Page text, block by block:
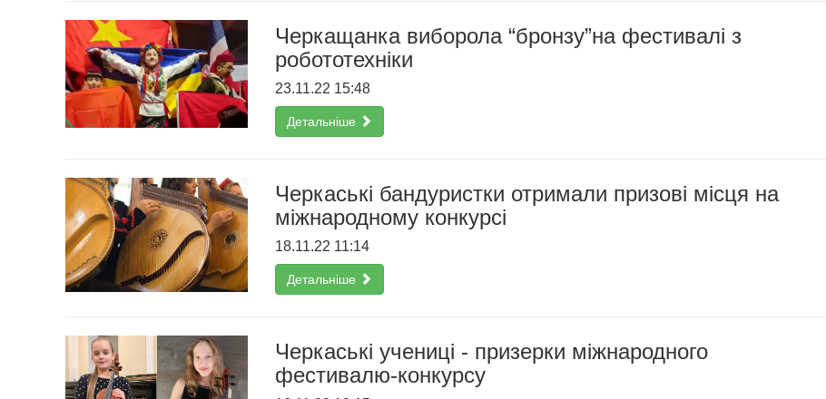
Черкащанка виборола “бронзу”на фестивалі з
робототехніки
23.11.22 15:48
Детальніше
Черкаські бандуристки отримали призові місця на
міжнародному конкурсі
18.11.22 11:14
Детальніше
Черкаські учениці - призерки міжнародного
фестивалю-конкурсу